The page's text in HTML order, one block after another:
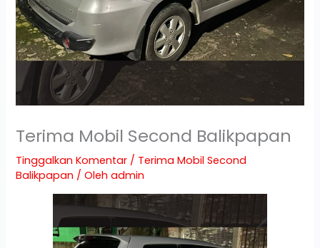
Terima Mobil Second Balikpapan
Tinggalkan Komentar / Terima Mobil Second
Balikpapan / Olehadmin